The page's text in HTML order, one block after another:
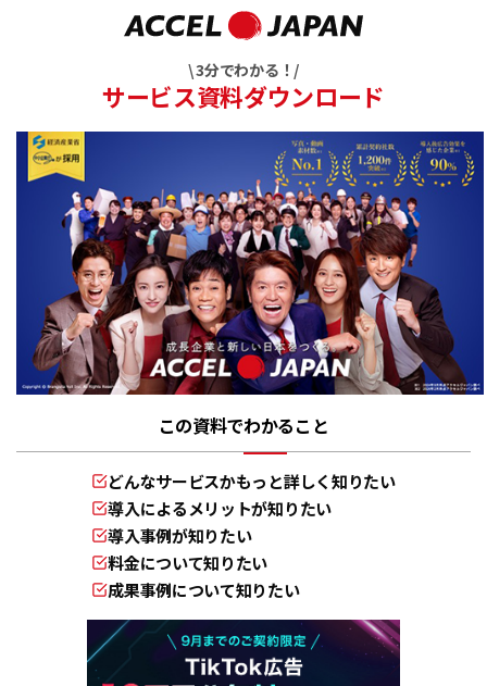
\ 3分でわかる！/
サービス資料ダウンロード
この資料でわかること
どんなサービスかもっと詳しく知りたい
導入によるメリットが知りたい
導入事例が知りたい
料金について知りたい
成果事例について知りたい